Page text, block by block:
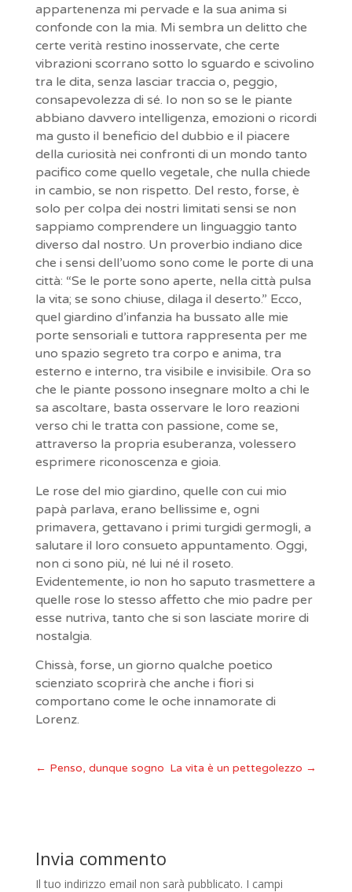
appartenenza mi pervade e la sua anima si
confonde con la mia. Mi sembra un delitto che
certe verità restino inosservate, che certe
vibrazioni scorrano sotto lo sguardo e scivolino
tra le dita, senza lasciar traccia o, peggio,
consapevolezza di sé. Io non so se le piante
abbiano davvero intelligenza, emozioni o ricordi
ma gusto il beneficio del dubbio e il piacere
della curiosità nei confronti di un mondo tanto
pacifico come quello vegetale, che nulla chiede
in cambio, se non rispetto. Del resto, forse, è
solo per colpa dei nostri limitati sensi se non
sappiamo comprendere un linguaggio tanto
diverso dal nostro. Un proverbio indiano dice
che i sensi dell’uomo sono come le porte di una
città: “Se le porte sono aperte, nella città pulsa
la vita; se sono chiuse, dilaga il deserto.” Ecco,
quel giardino d’infanzia ha bussato alle mie
porte sensoriali e tuttora rappresenta per me
uno spazio segreto tra corpo e anima, tra
esterno e interno, tra visibile e invisibile. Ora so
che le piante possono insegnare molto a chi le
sa ascoltare, basta osservare le loro reazioni
verso chi le tratta con passione, come se,
attraverso la propria esuberanza, volessero
esprimere riconoscenza e gioia.
Le rose del mio giardino, quelle con cui mio
papà parlava, erano bellissime e, ogni
primavera, gettavano i primi turgidi germogli, a
salutare il loro consueto appuntamento. Oggi,
non ci sono più, né lui né il roseto.
Evidentemente, io non ho saputo trasmettere a
quelle rose lo stesso affetto che mio padre per
esse nutriva, tanto che si son lasciate morire di
nostalgia.
Chissà, forse, un giorno qualche poetico
scienziato scoprirà che anche i fiori si
comportano come le oche innamorate di
Lorenz.
← Penso, dunque sogno La vita è un pettegolezzo →
Invia commento
Il tuo indirizzo email non sarà pubblicato. I campi